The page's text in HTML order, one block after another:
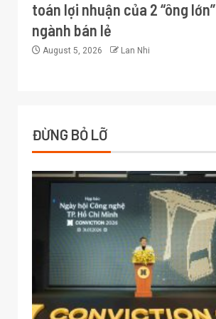
toán lợi nhuận của 2 “ông lớn”
ngành bán lẻ
August 5, 2026 Lan Nhi
ĐỪNG BỎ LỠ